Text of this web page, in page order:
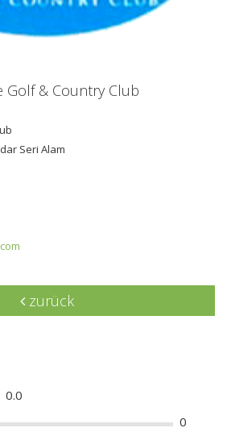
Golf & Country Club
Seri Alam
zurück
0.0
0